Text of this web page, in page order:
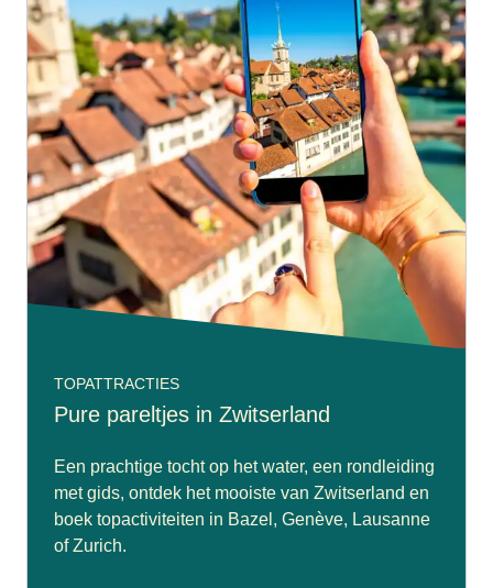
TOPATTRACTIES
Pure pareltjes in Zwitserland
Een prachtige tocht op het water, een rondleiding
met gids, ontdek het mooiste van Zwitserland en
boek topactiviteiten in Bazel, Genève, Lausanne
of Zurich.